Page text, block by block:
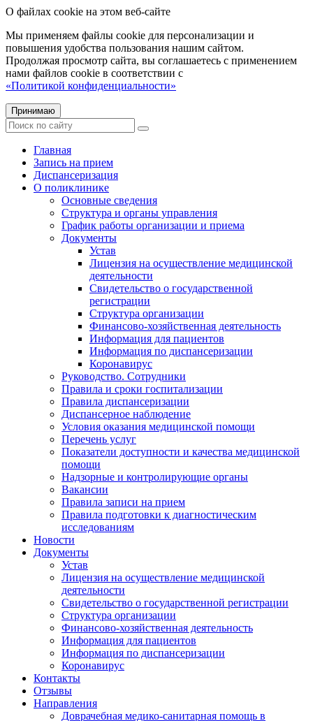
О файлах cookie на этом веб-сайте
Мы применяем файлы cookie для персонализации и
повышения удобства пользования нашим сайтом.
Продолжая просмотр сайта, вы соглашаетесь с применением
нами файлов cookie в соответствии с
«Политикой конфиденциальности»
Принимаю
Главная
Запись на прием
Диспансеризация
О поликлинике
Основные сведения
Структура и органы управления
График работы организации и приема
Документы
Устав
Лицензия на осуществление медицинской
деятельности
Свидетельство о государственной
регистрации
Структура организации
Финансово-хозяйственная деятельность
Информация для пациентов
Информация по диспансеризации
Коронавирус
Руководство. Сотрудники
Правила и сроки госпитализации
Правила диспансеризации
Диспансерное наблюдение
Условия оказания медицинской помощи
Перечень услуг
Показатели доступности и качества медицинской
помощи
Надзорные и контролирующие органы
Вакансии
Правила записи на прием
Правила подготовки к диагностическим
исследованиям
Новости
Документы
Устав
Лицензия на осуществление медицинской
деятельности
Свидетельство о государственной регистрации
Структура организации
Финансово-хозяйственная деятельность
Информация для пациентов
Информация по диспансеризации
Коронавирус
Контакты
Отзывы
Направления
Доврачебная медико-санитарная помощь в